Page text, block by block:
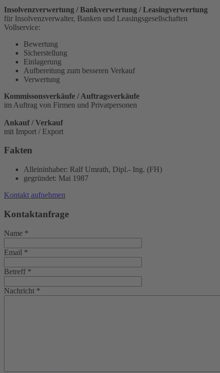
Insolvenzverwertung / Bankverwertung / Leasingverwertung
für Insolvenzverwalter, Banken und Leasingsgesellschaften
Vollservice:
Bewertung
Sicherstellung
Einlagerung
Aufbereitung zum besseren Verkauf
Verwertung
Kommissonsverkäufe / Auftragsverkäufe
im Auftrag von Firmen und Privatpersonen
Ankauf / Verkauf
mit Import / Export
Fakten
Alleininhaber: Ralf Umrath, Dipl.- Ing. (FH)
gegründet: Mai 1987
Kontakt aufnehmen
Kontaktanfrage
Name *
Email *
Betreff *
Nachricht *